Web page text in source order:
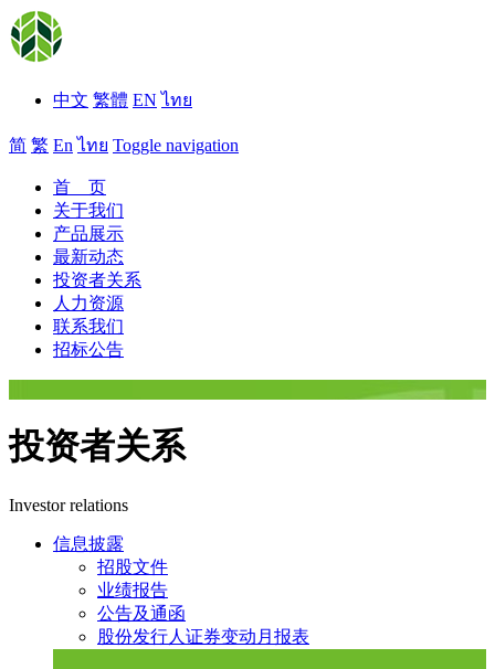
中文 繁體 EN ไทย
简 繁 En ไทย Toggle navigation
首 页
关于我们
产品展示
最新动态
投资者关系
人力资源
联系我们
招标公告
投资者关系
Investor relations
信息披露
招股文件
业绩报告
公告及通函
股份发行人证券变动月报表